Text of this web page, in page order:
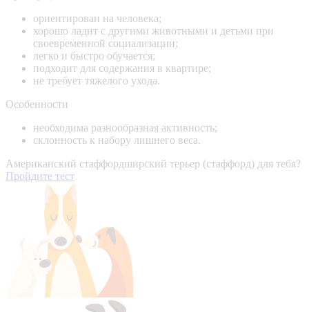
ориентирован на человека;
хорошо ладит с другими животными и детьми при
своевременной социализации;
легко и быстро обучается;
подходит для содержания в квартире;
не требует тяжелого ухода.
Особенности
необходима разнообразная активность;
склонность к набору лишнего веса.
Американский стаффордширский терьер (стаффорд) для тебя?
Пройдите тест